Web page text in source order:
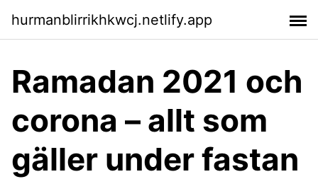
hurmanblirrikhkwcj.netlify.app
Ramadan 2021 och
corona – allt som
gäller under fastan